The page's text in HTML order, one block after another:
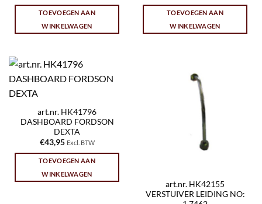
TOEVOEGEN AAN
WINKELWAGEN
TOEVOEGEN AAN
WINKELWAGEN
art.nr. HK41796
DASHBOARD FORDSON
DEXTA
€43,95 Excl. BTW
TOEVOEGEN AAN
WINKELWAGEN
art.nr. HK42155
VERSTUIVER LEIDING NO: